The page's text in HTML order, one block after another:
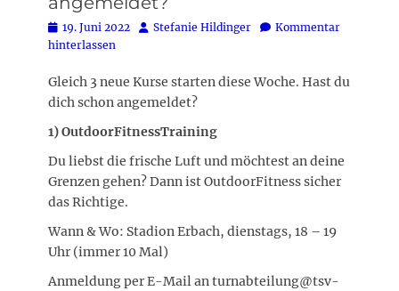
Posted
on
19. Juni 2022 AutorStefanie Hildinger
Kommentar
hinterlassen
Gleich 3 neue Kurse starten diese Woche. Hast du
dich schon angemeldet?
1) OutdoorFitnessTraining
Du liebst die frische Luft und möchtest an deine
Grenzen gehen? Dann ist OutdoorFitness sicher
das Richtige.
Wann & Wo: Stadion Erbach, dienstags, 18 – 19
Uhr (immer 10 Mal)
Anmeldung per E-Mail an turnabteilung@tsv-